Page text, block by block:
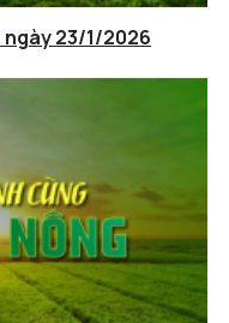
23/1/2026